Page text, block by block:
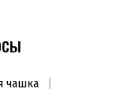
чашка